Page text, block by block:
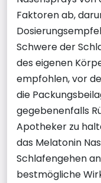
Faktoren ab,
Schwere der
des eigenen
empfohlen, vor
die
gegebenenfalls
Apotheker zu
das Melatonin
Schlafengehen
bestmögliche